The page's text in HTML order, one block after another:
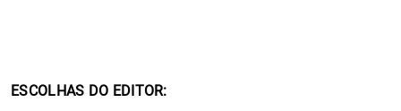
ESCOLHAS DO EDITOR